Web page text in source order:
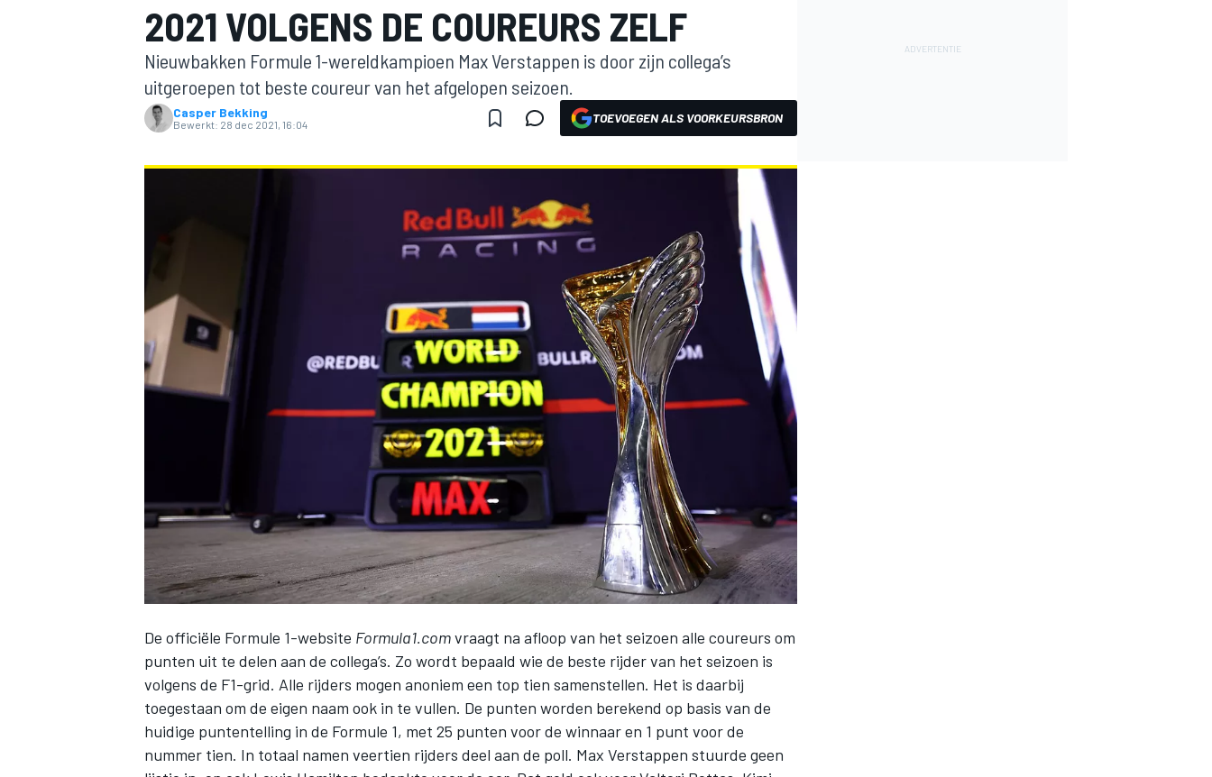
2021 VOLGENS DE COUREURS ZELF
Nieuwbakken Formule 1-wereldkampioen Max Verstappen is door zijn collega’s
uitgeroepen tot beste coureur van het afgelopen seizoen.
Casper Bekking
Bewerkt: 28 dec 2021, 16:04 TOEVOEGEN ALS VOORKEURSBRON
De officiële Formule 1-website Formula1.comvraagt na afloop van het seizoen alle coureurs om
punten uit te delen aan de collega’s. Zo wordt bepaald wie de beste rijder van het seizoen is
volgens de F1-grid. Alle rijders mogen anoniem een top tien samenstellen. Het is daarbij
toegestaan om de eigen naam ook in te vullen. De punten worden berekend op basis van de
huidige puntentelling in de Formule 1, met 25 punten voor de winnaar en 1 punt voor de
nummer tien. In totaal namen veertien rijders deel aan de poll. Max Verstappen stuurde geen